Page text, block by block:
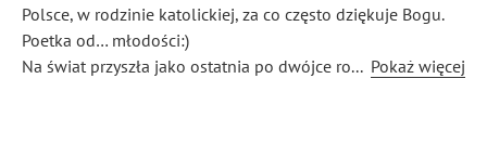
Polsce, w rodzinie katolickiej, za co często dziękuje Bogu.
Poetka od… młodości:)
Na świat przyszła jako ostatnia po dwójce rodzeństwa.
... Pokaż więcej